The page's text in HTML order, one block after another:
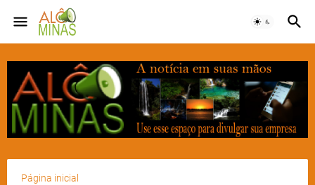
Página inicial